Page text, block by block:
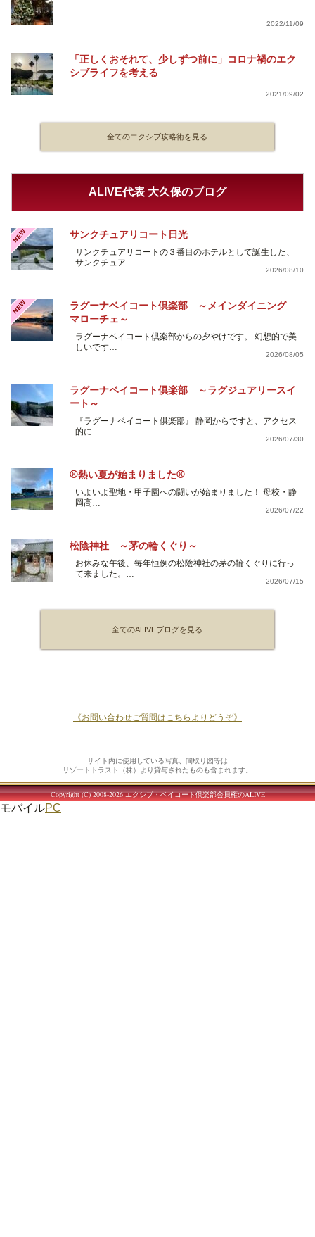
2022/11/09
「正しくおそれて、少しずつ前に」コロナ禍のエク
シブライフを考える
2021/09/02
全てのエクシブ攻略術を見る
ALIVE代表 大久保のブログ
NEW サンクチュアリコート日光
サンクチュアリコートの３番目のホテルとして誕生した、
サンクチュア…
2026/08/10
NEW
ラグーナベイコート倶楽部 ～メインダイニング
マローチェ～
ラグーナベイコート倶楽部からの夕やけです。 幻想的で美
しいです…
2026/08/05
ラグーナベイコート倶楽部 ～ラグジュアリースイ
ート～
『ラグーナベイコート倶楽部』 静岡からですと、アクセス
的に…
2026/07/30
⚾熱い夏が始まりました⚾
いよいよ聖地・甲子園への闘いが始まりました！ 母校・静
岡高…
2026/07/22
松陰神社 ～茅の輪くぐり～
お休みな午後、毎年恒例の松陰神社の茅の輪くぐりに行っ
て来ました。…
2026/07/15
全てのALIVEブログを見る
《お問い合わせご質問はこちらよりどうぞ》
サイト内に使用している写真、間取り図等は
リゾートトラスト（株）より貸与されたものも含まれます。
Copyright (C) 2008-2026エクシブ・ベイコート倶楽部会員権のALIVE
モバイルPC